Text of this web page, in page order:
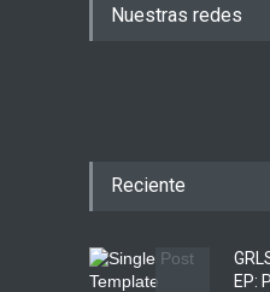
Nuestras redes
Reciente
EP: